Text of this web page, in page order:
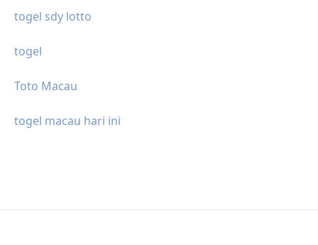
togel sdy lotto
togel
Toto Macau
togel macau hari ini